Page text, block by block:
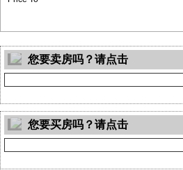
您要卖房吗？请点击
您要买房吗？请点击